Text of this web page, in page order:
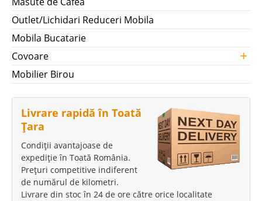
Outlet/Lichidari Reduceri Mobila
Mobila Bucatarie
Covoare
+
Mobilier Birou
Livrare rapidă în Toată
Țara
Condiții avantajoase de
expediție în Toată România.
Prețuri competitive indiferent
de numărul de kilometri.
Livrare din stoc în 24 de ore către orice localitate